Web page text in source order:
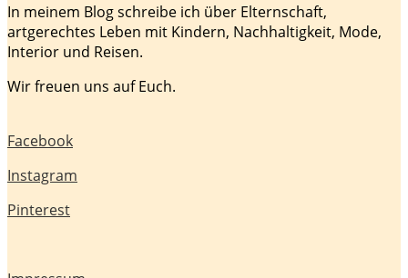
In meinem Blog schreibe ich über Elternschaft,
artgerechtes Leben mit Kindern, Nachhaltigkeit, Mode,
Interior und Reisen.
Wir freuen uns auf Euch.
Facebook
Instagram
Pinterest